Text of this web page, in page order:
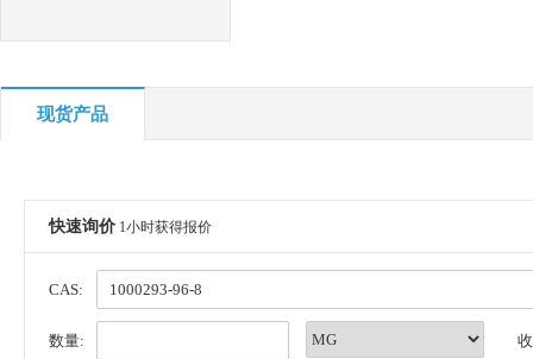
现货产品
快速询价 1小时获得报价
CAS:
数量: